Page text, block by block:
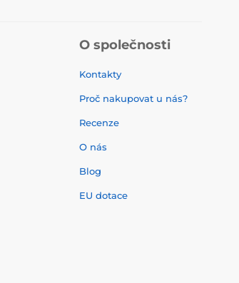
O společnosti
Kontakty
Proč nakupovat u nás?
Recenze
O nás
Blog
EU dotace